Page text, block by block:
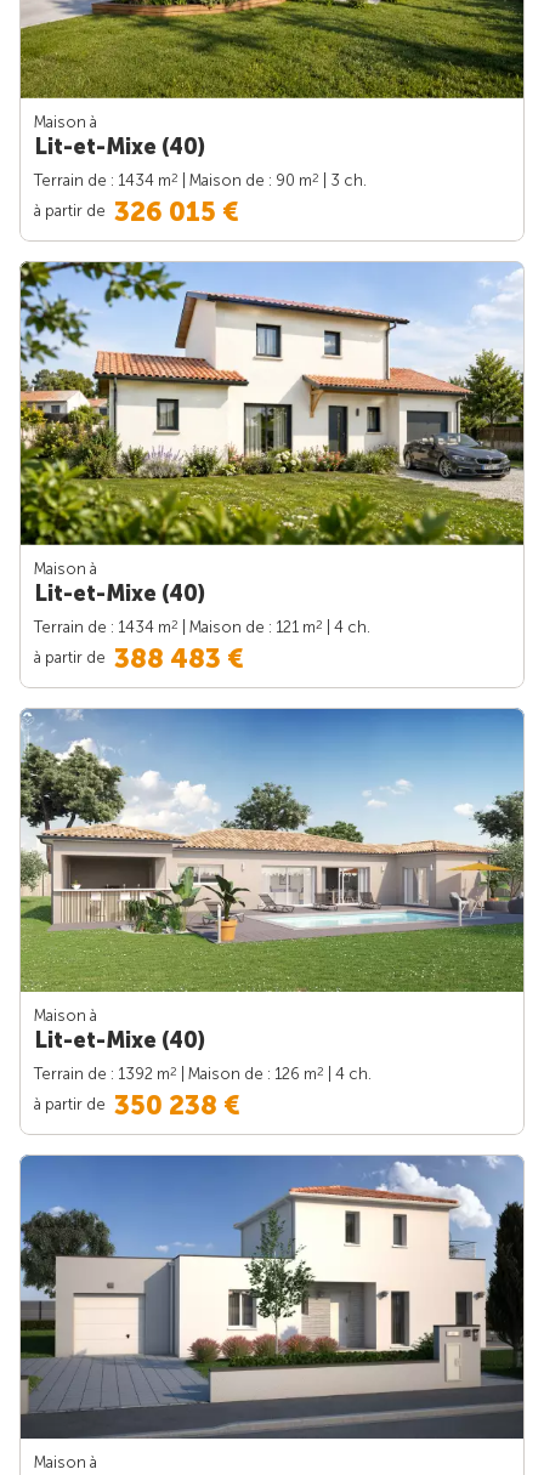
Maison à
Lit-et-Mixe (40)
Terrain de : 1434 m2 | Maison de : 90 m2
| 3 ch.
à partir de 326 015 €
Maison à
Lit-et-Mixe (40)
Terrain de : 1434 m2 | Maison de : 121 m2
| 4 ch.
à partir de 388 483 €
Maison à
Lit-et-Mixe (40)
Terrain de : 1392 m2 | Maison de : 126 m2
| 4 ch.
à partir de 350 238 €
Maison à